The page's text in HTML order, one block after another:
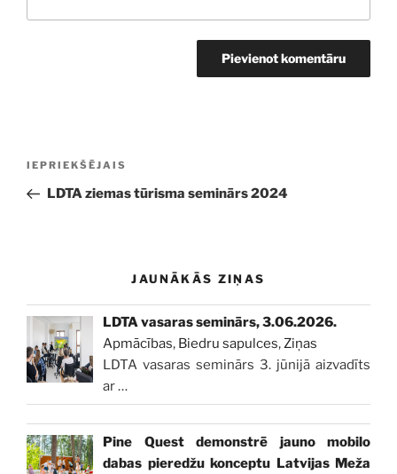
Iepriekšējā
ziņa:
IEPRIEKŠĒJAIS
LDTA ziemas tūrisma seminārs 2024
JAUNĀKĀS ZIŅAS
LDTA vasaras seminārs, 3.06.2026.
Apmācības, Biedru sapulces,Ziņas
LDTA vasaras seminārs 3. jūnijā aizvadīts
ar…
Pine Quest demonstrē jauno mobilo
dabas pieredžu konceptu Latvijas Meža